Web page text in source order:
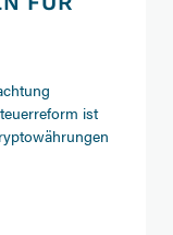
ist